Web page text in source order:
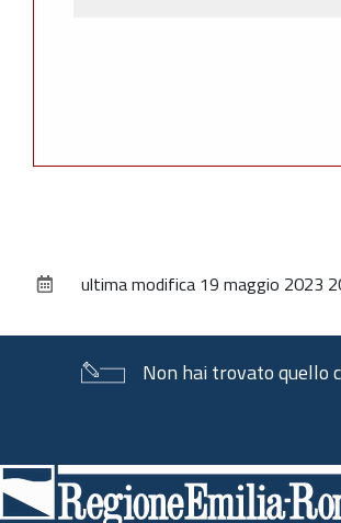
documentoultima modifica 19 maggio 2023
Non hai trovato quello
di
pagina